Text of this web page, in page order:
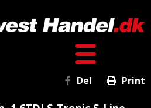
Del Print